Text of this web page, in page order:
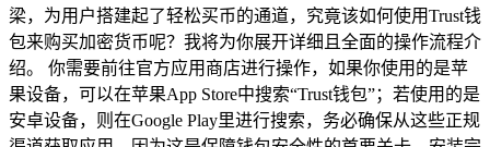
梁，为用户搭建起了轻松买币的通道，究竟该如何使用Trust钱
包来购买加密货币呢？我将为你展开详细且全面的操作流程介
绍。 你需要前往官方应用商店进行操作，如果你使用的是苹
果设备，可以在苹果App Store中搜索“Trust钱包”；若使用的是
安卓设备，则在Google Play里进行搜索，务必确保从这些正规